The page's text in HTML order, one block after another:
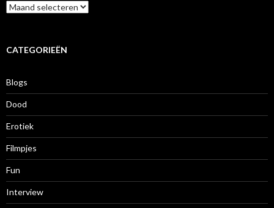
A
r
iCATEGORIEËN
Blogs
Dood
Erotiek
Filmpjes
Fun
Interview